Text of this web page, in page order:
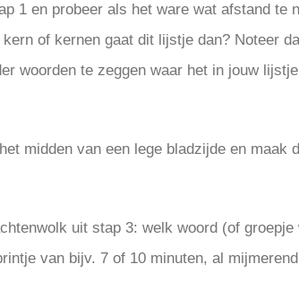
1 en probeer als het ware wat afstand te
of kernen gaat dit lijstje dan? Noteer
woorden te zeggen waar het in jouw
midden van een lege bladzijde en maak
uit stap 3: welk woord (of
van bijv. 7 of 10 minuten, al